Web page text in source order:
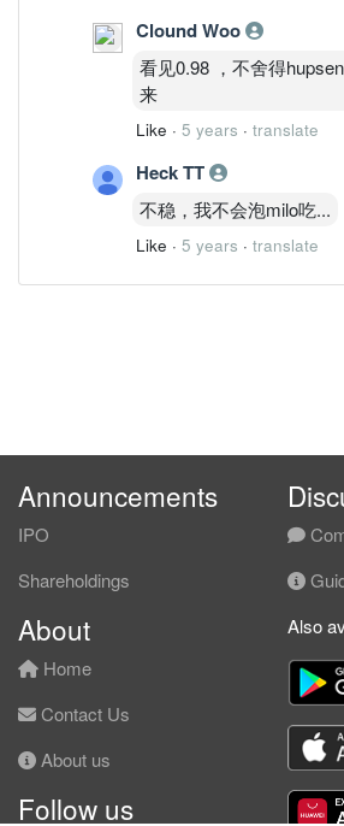
Clound Woo
看见0.98 ，不舍得
来
Like · 5 years · translate
Heck TT
不稳，我不会泡milo吃...
Like · 5 years · translate
Announcements
IPO
Shareholdings
About
Home
Contact Us
About us
Follow us
Also